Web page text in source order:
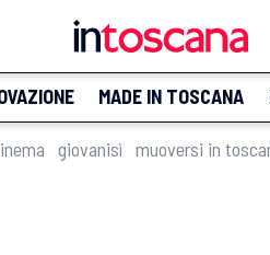
MADE IN TOSCANA
giovanisì muoversi in